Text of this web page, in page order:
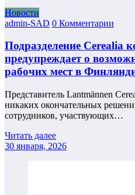
Новости
admin-SAD 0 Комментарии
Подразделение Cerealia
предупреждает о
рабочих мест в
Представитель Lantmännen
никаких окончательных
сотрудников, участвующих…
Читать далее
30 января, 2026